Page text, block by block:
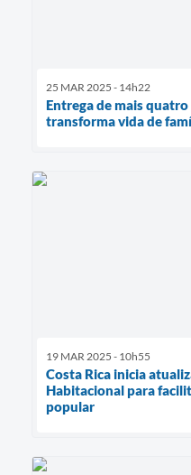
25 MAR 2025 - 14h22
Entrega de mais
transforma vida de
19 MAR 2025 - 10h55
Costa Rica inicia
Habitacional para
popular